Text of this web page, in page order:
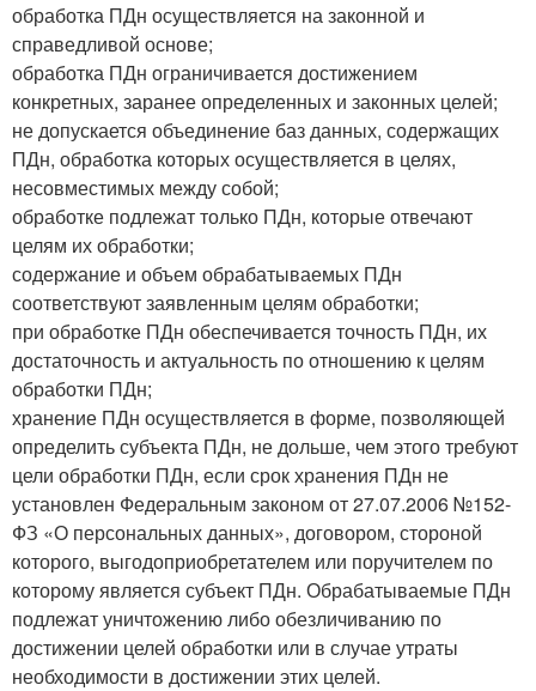
обработка ПДн осуществляется на законной и
справедливой основе;
обработка ПДн ограничивается достижением
конкретных, заранее определенных и законных целей;
не допускается объединение баз данных, содержащих
ПДн, обработка которых осуществляется в целях,
несовместимых между собой;
обработке подлежат только ПДн, которые отвечают
целям их обработки;
содержание и объем обрабатываемых ПДн
соответствуют заявленным целям обработки;
при обработке ПДн обеспечивается точность ПДн, их
достаточность и актуальность по отношению к целям
обработки ПДн;
хранение ПДн осуществляется в форме, позволяющей
определить субъекта ПДн, не дольше, чем этого требуют
цели обработки ПДн, если срок хранения ПДн не
установлен Федеральным законом от 27.07.2006 №152-
ФЗ «О персональных данных», договором, стороной
которого, выгодоприобретателем или поручителем по
которому является субъект ПДн. Обрабатываемые ПДн
подлежат уничтожению либо обезличиванию по
достижении целей обработки или в случае утраты
необходимости в достижении этих целей.